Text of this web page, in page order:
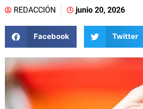
REDACCIÓN junio 20, 2026
Facebook Twitter